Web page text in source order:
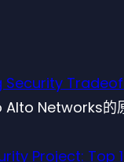
Security
Alto Networks的
Project: Top